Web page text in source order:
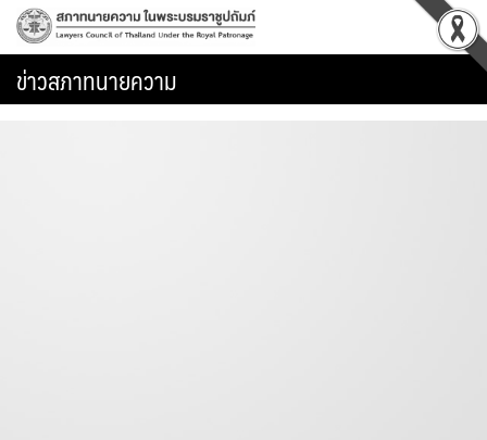
Skip
content
ข่าวสภาทนายความ